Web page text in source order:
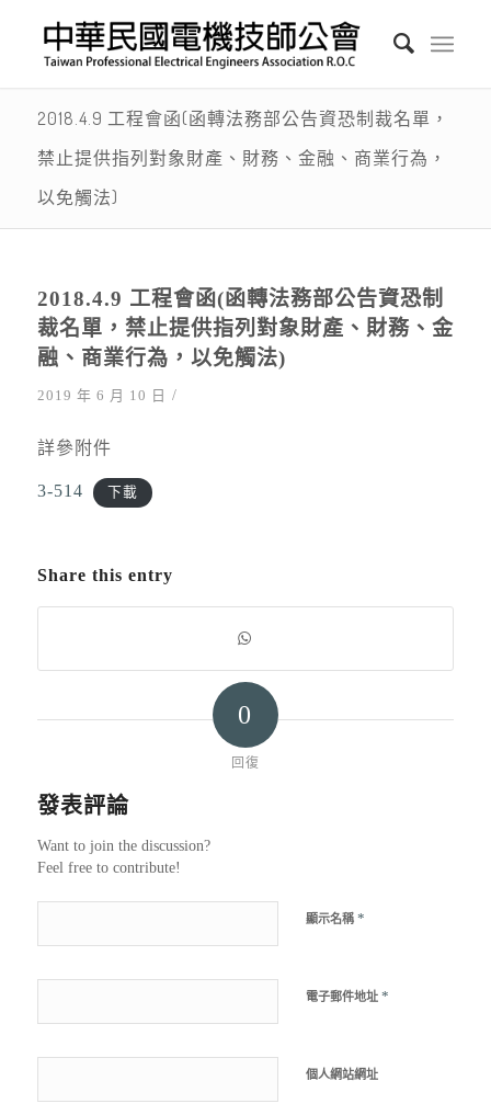
2018.4.9 工程會函(函轉法務部公告資恐制裁名單，
禁止提供指列對象財產、財務、金融、商業行為，
以免觸法)
2018.4.9 工程會函(函轉法務部公告資恐制
裁名單，禁止提供指列對象財產、財務、金
融、商業行為，以免觸法)
2019 年 6 月 10 日 /
詳參附件
3-514 下載
Share this entry
0
回復
發表評論
Want to join the discussion?
Feel free to contribute!
顯示名稱 *
電子郵件地址 *
個人網站網址